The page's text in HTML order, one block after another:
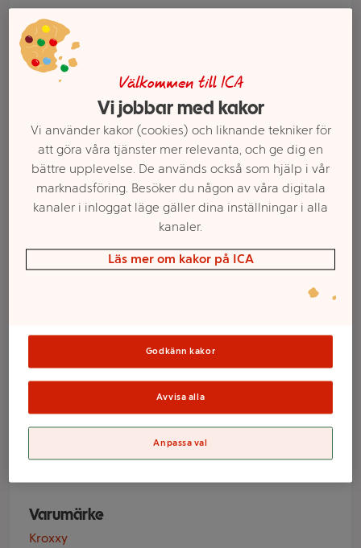
Brännbollsset
Kroxxy
Varumärke
Kroxxy
Sortimentet kan variera mellan butikerna
Välkommen till ICA
Vi jobbar med kakor
Vi använder kakor (cookies) och liknande tekniker för
att göra våra tjänster mer relevanta, och ge dig en
bättre upplevelse. De används också som hjälp i vår
marknadsföring. Besöker du någon av våra digitala
kanaler i inloggat läge gäller dina inställningar i alla
kanaler.
Läs mer om kakor på ICA
Godkänn kakor
Avvisa alla
Anpassa val